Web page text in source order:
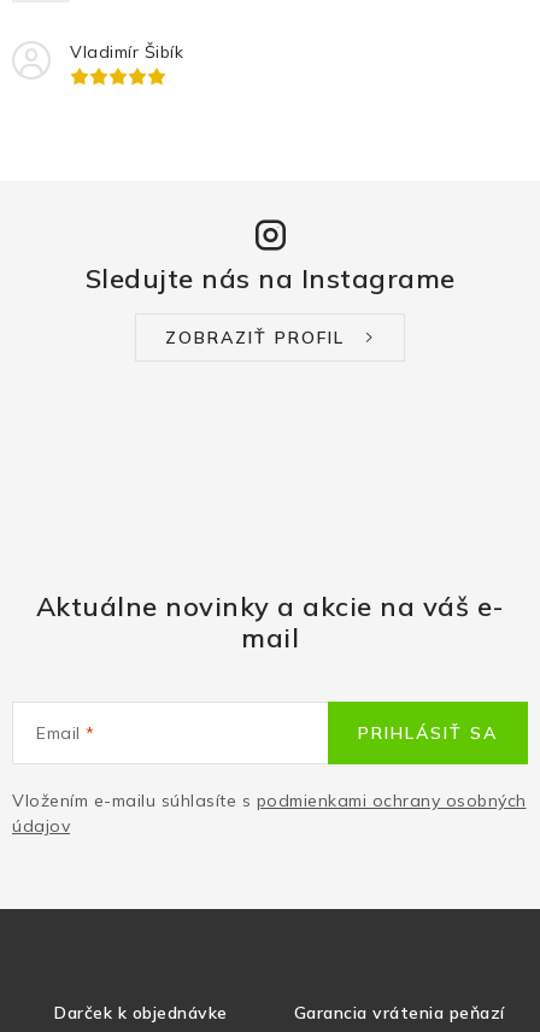
Vladimír Šibík
Sledujte nás na Instagrame
ZOBRAZIŤ PROFIL
Aktuálne novinky a akcie na váš e-
mail
Email
Vložením e-mailu súhlasíte s podmienkami ochrany osobných
údajov
PRIHLÁSIŤ SA
Darček k objednávke Garancia vrátenia peňazí